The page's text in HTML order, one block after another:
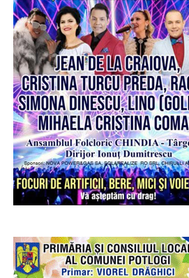
societatea și țara.
Sărbătoarea Sf. Ier. Nifon, care
zilele de 10 și 11 august 2026, va
către Înaltpreasfințitul Părinte
Arhiepiscopul Târgoviștei și
precizat părintele vicar al
preotul Ionuț Ghibanu.
Evenimentele vor debuta luni, 10
slujba Vecerniei, săvârșită pe un
amenajat lângă Catedrala
La finalul sfintei slujbe, IPS Nifon –
primele locuri la etapa județeană a
de Religie și a Olimpiadei
„Cultură și spiritualitate